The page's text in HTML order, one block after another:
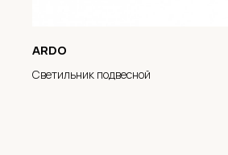
ARDO
Светильник подвесной